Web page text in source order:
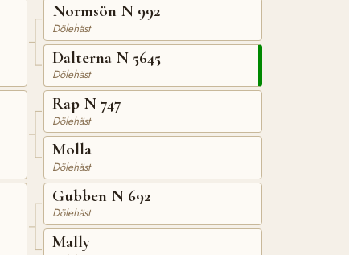
Normsön N 992
Dölehäst
Dalterna N 5645
Dölehäst
Rap N 747
Dölehäst
Molla
Dölehäst
Gubben N 692
Dölehäst
Mally